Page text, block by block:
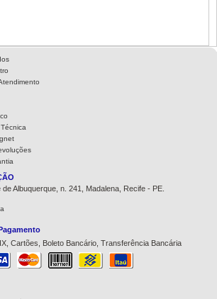
de Albuquerque, n. 241, Madalena, Recife - PE.
Cartões, Boleto Bancário, Transferência Bancária